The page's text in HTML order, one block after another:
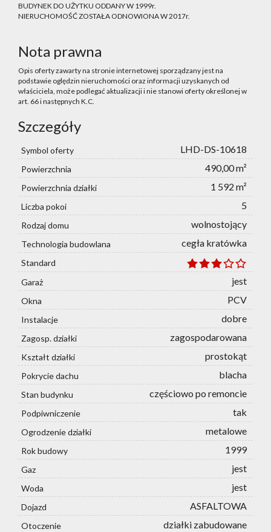
BUDYNEK DO UŻYTKU ODDANY W 1999r.
NIERUCHOMOŚĆ ZOSTAŁA ODNOWIONA W 2017r.
Nota prawna
Opis oferty zawarty na stronie internetowej sporządzany jest na
podstawie oględzin nieruchomości oraz informacji uzyskanych od
właściciela, może podlegać aktualizacji i nie stanowi oferty określonej w
art. 66 i następnych K.C.
Szczegóły
Symbol oferty LHD-DS-10618
Powierzchnia 490,00 m²
Powierzchnia działki 1 592 m²
Liczba pokoi 5
Rodzaj domu wolnostojący
Technologia budowlana cegła kratówka
Standard
Garaż
jest
Okna PCV
Instalacje dobre
Zagosp. działki zagospodarowana
Kształt działki prostokąt
Pokrycie dachu blacha
Stan budynku częściowo po remoncie
Podpiwniczenie tak
Ogrodzenie działki metalowe
Rok budowy 1999
Gaz jest
Woda jest
Dojazd ASFALTOWA
Otoczenie działki zabudowane